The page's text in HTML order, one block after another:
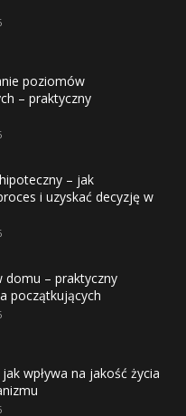
poziomów
– praktyczny
– jak
i uzyskać decyzję w
domu – praktyczny
początkujących
wpływa na jakość życia